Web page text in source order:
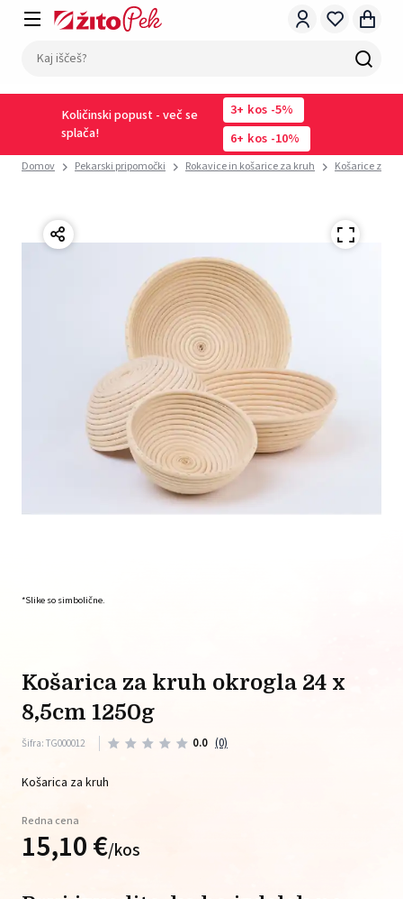
Količinski popust - več se
splača!
3 kos -5%
6
kos -10%
Domov Pekarski pripomočki Rokavice in košarice za kruh Košarice za
*Slike so simbolične.
košarica za kruh okrogla 24 x
8,5cm 1250g
Šifra: TG000012 0.0 (0)
Košarica za kruh
Redna cena
15,10€/kos